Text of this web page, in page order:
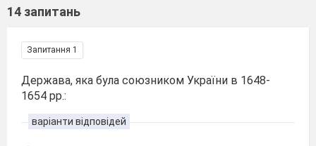
14 запитань
Запитання 1
Держава, яка була союзником України в 1648-
1654 рр.:
варіанти відповідей